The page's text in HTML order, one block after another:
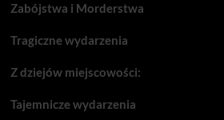
Zabójstwa i Morderstwa
Tragiczne wydarzenia
Z dziejów miejscowości:
Tajemnicze wydarzenia